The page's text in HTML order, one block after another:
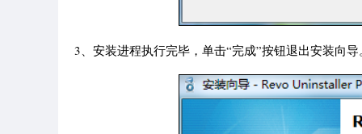
3、安装进程执行完毕，单击“完成”按钮退出安装向导